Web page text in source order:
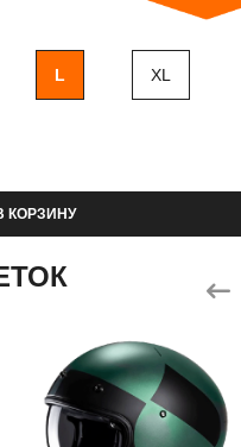
L XL
КОРЗИНУ